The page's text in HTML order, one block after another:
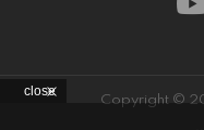
Copyright ©
close